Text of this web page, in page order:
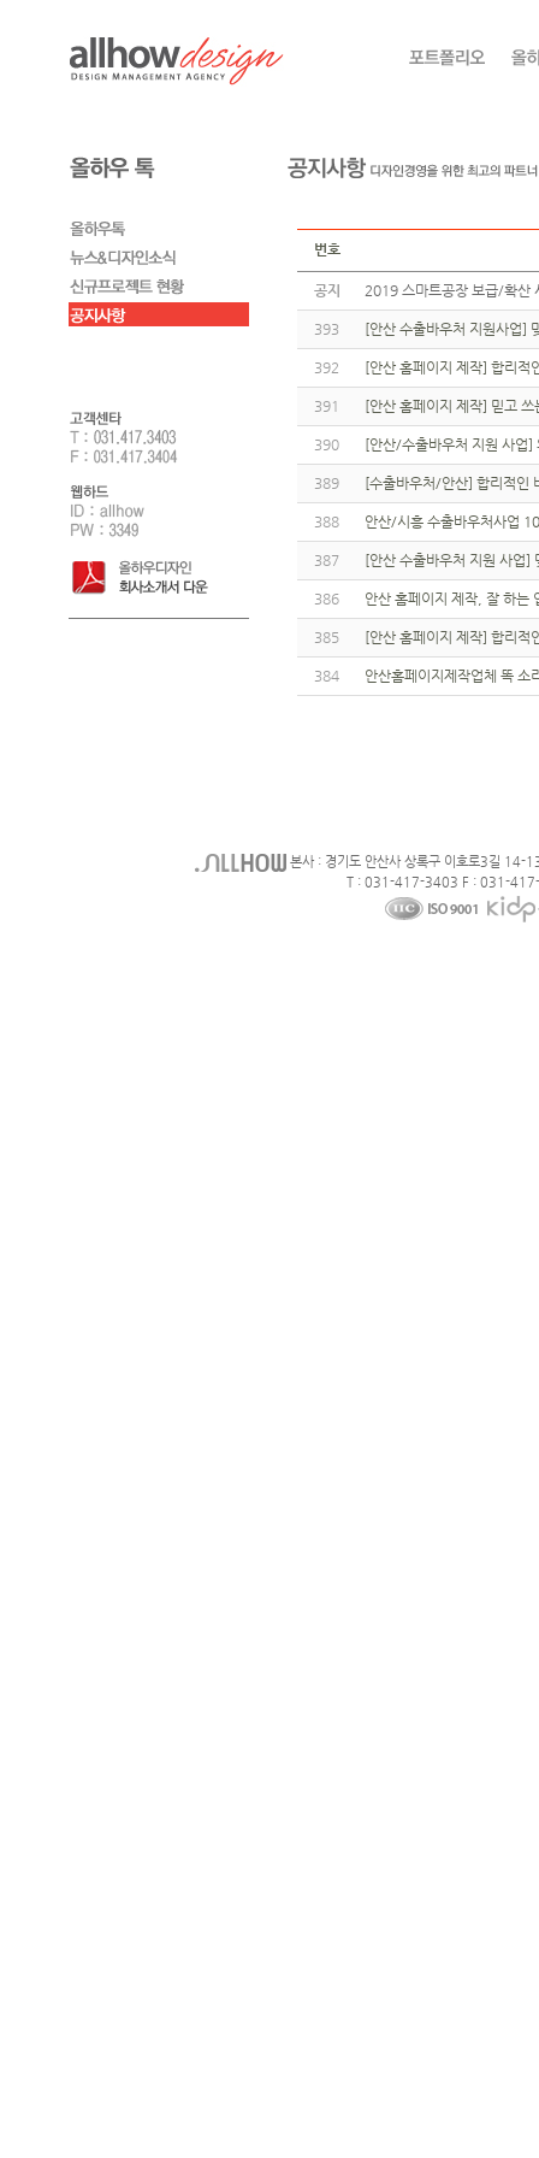
번호
공지 2019 스마트공장 보급/확
393 [안산 수출바우처 지원사업]
392 [안산 홈페이지 제작] 합리적
391 [안산 홈페이지 제작] 믿고
390 [안산/수출바우처 지원 사업]
389 [수출바우처/안산] 합리적인
388 안산/시흥 수출바우처사업
387 [안산 수출바우처 지원 사업]
386 안산 홈페이지 제작, 잘 하는
385 [안산 홈페이지 제작] 합리적
384 안산홈페이지제작업체 똑 소
본사 : 경기도 안산사 상록구 이호로3길 14-
T : 031-417-3403 F : 031-